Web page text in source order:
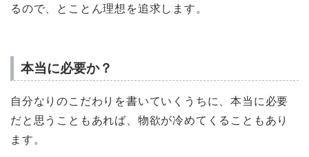
るので、とことん理想を追求します。
本当に必要か？
自分なりのこだわりを書いていくうちに、本当に必要
だと思うこともあれば、物欲が冷めてくることもあり
ます。